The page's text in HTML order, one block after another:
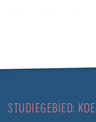
STUDIEGEBIED: